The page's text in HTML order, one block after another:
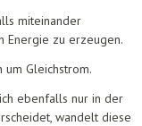
miteinander
Energie zu erzeugen.
Gleichstrom.
ebenfalls nur in der
wandelt diese